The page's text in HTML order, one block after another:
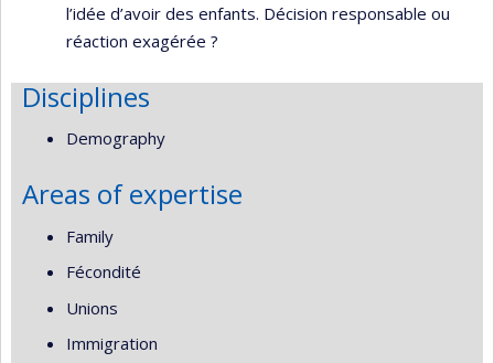
l’idée d’avoir des enfants. Décision responsable ou
réaction exagérée ?
Disciplines
Demography
Areas of expertise
Family
Fécondité
Unions
Immigration